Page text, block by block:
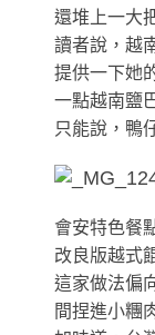
還堆上一大
讀者說，越
提供一下她
一點越南鹽
只能說，鴨
會安特色餐
改良版越式
這家做法偏
間捏進小糰